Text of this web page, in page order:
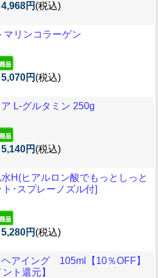
4,968円 (税込)
マリンコラーゲン
5,070円 (税込)
L-グルタミン 250g
5,140円 (税込)
H(ヒアルロン酸でもっとしっと
ト･スプレーノズル付]
5,280円 (税込)
アイング 105ml【10％OFF】
ト還元】